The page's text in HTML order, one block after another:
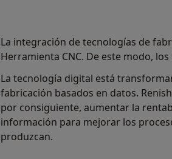
La integración de tecnologías de
Herramienta CNC. De este modo,
La tecnología digital está
fabricación basados en datos.
por consiguiente, aumentar la
información para mejorar los
produzcan.